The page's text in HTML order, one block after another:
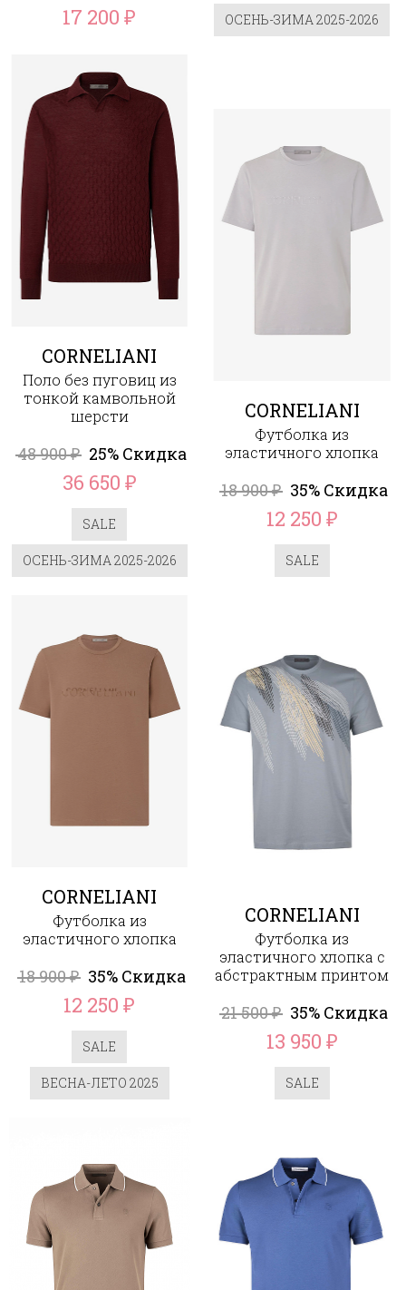
17 200₽ ОСЕНЬ-ЗИМА 2025-2026
CORNELIANI
Поло без пуговиц из
тонкой камвольной
шерсти
48 900₽ 25% Скидка
36 650 ₽
SALE
ОСЕНЬ-ЗИМА 2025-2026
CORNELIANI
Футболка из
эластичного хлопка
18 900₽ 35% Скидка
12 250 ₽
SALE
CORNELIANI
Футболка из
эластичного хлопка
18 900₽ 35% Скидка
12 250₽
SALE
ВЕСНА-ЛЕТО 2025
CORNELIANI
Футболка из
эластичного хлопка с
абстрактным принтом
21 500₽ 35% Скидка
13 950 ₽
SALE